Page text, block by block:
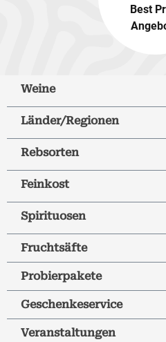
Best
Weine
Länder/Regionen
Rebsorten
Feinkost
Spirituosen
Fruchtsäfte
Probierpakete
Geschenkeservice
Veranstaltungen